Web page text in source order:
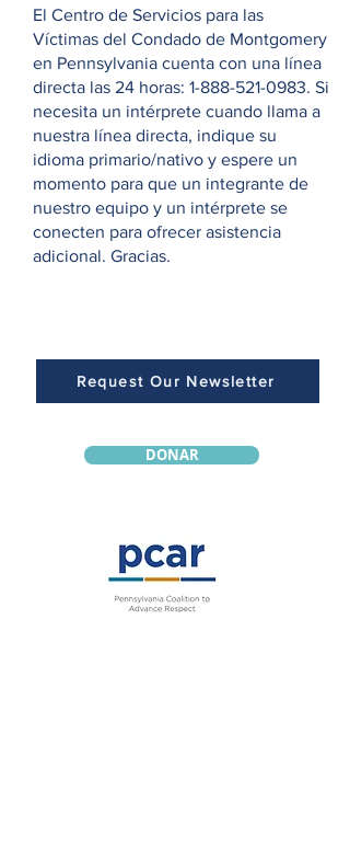
El Centro de Servicios para las
Víctimas del Condado de Montgomery
en Pennsylvania cuenta con una línea
directa las 24 horas: 1-888-521-0983. Si
necesita un intérprete cuando llama a
nuestra línea directa, indique su
idioma primario/nativo y espere un
momento para que un integrante de
nuestro equipo y un intérprete se
conecten para ofrecer asistencia
adicional. Gracias.
Request Our Newsletter
DONAR